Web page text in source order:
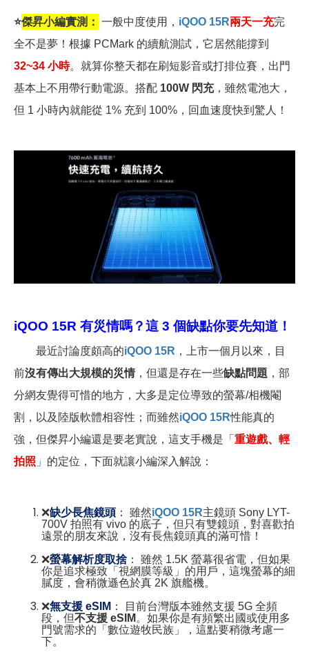
⭐傑昇小編實測： 一般中度使用， iQOO 15R兩天一充完
全不是夢！根據 PCMark 的續航測試，它居然能撐到
32~34 小時。就算你整天都在刷短影音或打排位賽，出門
基本上不用帶行動電源。搭配 100W 閃充，雖然電池大，
但 1 小時內就能從 1% 充到 100%，回血速度快到驚人！
iQOO 15R 有災情嗎？這 3 個缺點你要先知道！
最近討論度頗高的iQOO 15R ，上市一個月以來，目
前沒有傳出大規模的災情，但還是存在一些缺點問題 ，部
分網友覺得可惜的地方，大多是定位導致的螢幕/相機閹
割，以及陸版軟體相容性；而雖然iQOO 15R性能真的
強，但傑昇小編還是要老實說，這支手機是「 重遊戲、輕
拍照 」的定位，下面就讓小編深入解說：
❌缺少長焦鏡頭 ： 雖然iQOO 15R主鏡頭 Sony LYT-
700V 拍照有 vivo 的底子，但只有雙鏡頭，對喜歡拍
遠景的朋友來說，沒有長焦鏡頭真的滿可惜！
❌螢幕解析度取捨： 雖然 1.5K 螢幕很省電，但如果
你是追求極致「視網膜等級」的用戶，這塊螢幕的細
膩度，會稍微遜色於真 2K 旗艦機。
❌無支援 eSIM ： 目前台灣版本雖然支援 5G 全頻
段，但不支援 eSIM 。如果你是有頻繁出國或使用多
門號需求的「數位遊牧民族」，這點要稍微考慮一
下。